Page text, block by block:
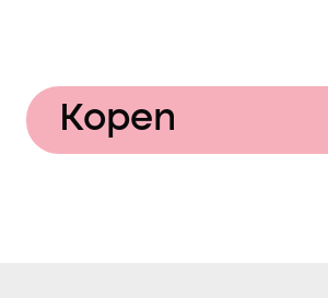
Kopen